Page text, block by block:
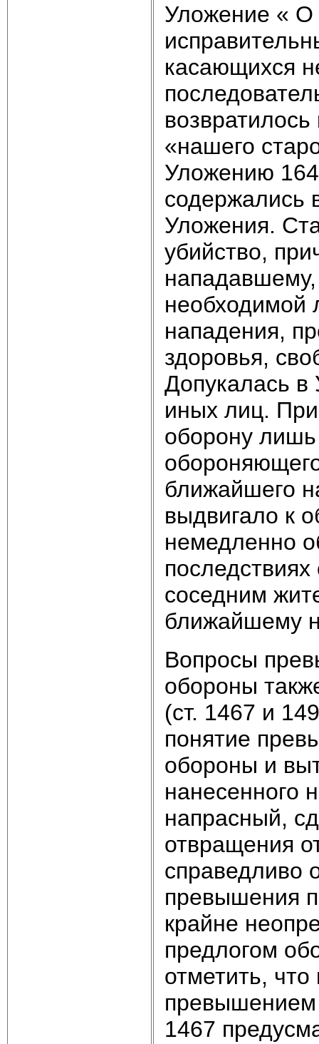
Уложение « О
касающихся
«нашего
Уложению
содержались
Уложения.
убийство,
нападавшему,
необходимой
нападения,
здоровья,
Допукалась
иных лиц.
оборону
ближайшего
выдвигало к
немедленно
соседним
ближайшему
Вопросы
обороны
(ст. 1467 и
понятие
обороны и
нанесенного
напрасный,
отвращения
справедливо
превышения
крайне
предлогом
отметить,
превышением
1467